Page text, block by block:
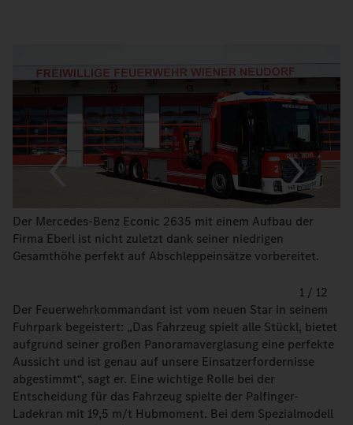
Der Mercedes-Benz Econic 2635 mit einem Aufbau der
Firma Eberl ist nicht zuletzt dank seiner niedrigen
Gesamthöhe perfekt auf Abschleppeinsätze vorbereitet.
1 / 12
Der Feuerwehrkommandant ist vom neuen Star in seinem
Fuhrpark begeistert: „Das Fahrzeug spielt alle Stückl, bietet
aufgrund seiner großen Panoramaverglasung eine perfekte
Aussicht und ist genau auf unsere Einsatzerfordernisse
abgestimmt“, sagt er. Eine wichtige Rolle bei der
Entscheidung für das Fahrzeug spielte der Palfinger-
Ladekran mit 19,5 m/t Hubmoment. Bei dem Spezialmodell